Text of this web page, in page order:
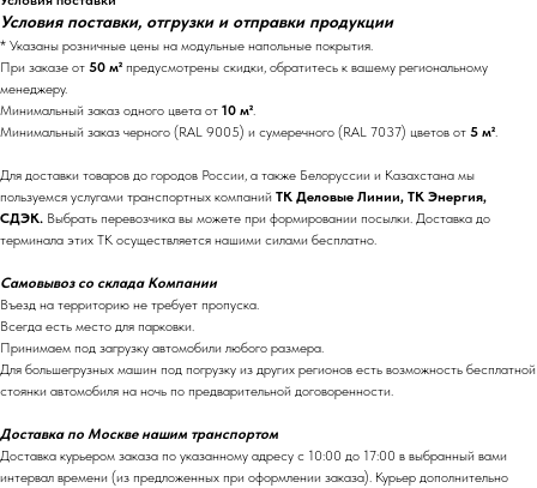
Условия поставки, отгрузки и отправки продукции
* Указаны розничные цены на модульные напольные покрытия.
При заказе от 50 м² предусмотрены скидки, обратитесь к вашему региональному
менеджеру.
Минимальный заказ одного цвета от 10 м².
Минимальный заказ черного (RAL 9005) и сумеречного (RAL 7037) цветов от 5 м².
Для доставки товаров до городов России, а также Белоруссии и Казахстана мы
пользуемся услугами транспортных компаний ТК Деловые Линии, ТК Энергия,
СДЭК. Выбрать перевозчика вы можете при формировании посылки. Доставка до
терминала этих ТК осуществляется нашими силами бесплатно.
Самовывоз со склада Компании
Въезд на территорию не требует пропуска.
Всегда есть место для парковки.
Принимаем под загрузку автомобили любого размера.
Для большегрузных машин под погрузку из других регионов есть возможность бесплатной
стоянки автомобиля на ночь по предварительной договоренности.
Доставка по Москве нашим транспортом
Доставка курьером заказа по указанному адресу с 10:00 до 17:00 в выбранный вами
интервал времени (из предложенных при оформлении заказа). Курьер дополнительно